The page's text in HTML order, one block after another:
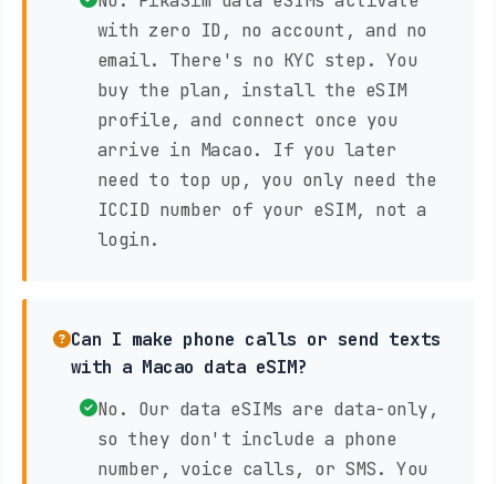
with zero ID, no account, and no
email. There's no KYC step. You
buy the plan, install the eSIM
profile, and connect once you
arrive in Macao. If you later
need to top up, you only need the
ICCID number of your eSIM, not a
login.
Can I make phone calls or send texts
with a Macao data eSIM?
No. Our data eSIMs are data-only,
so they don't include a phone
number, voice calls, or SMS. You